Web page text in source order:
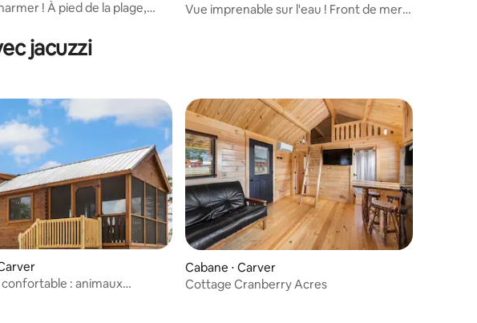
! À pied de la plage,
Vue imprenable sur l'eau ! Front de mer,
jacuzzi
la base de 7 commentaires : 4,86 sur 5
: animaux
Cabane ⋅ Carver
Cottage Cranberry Acres